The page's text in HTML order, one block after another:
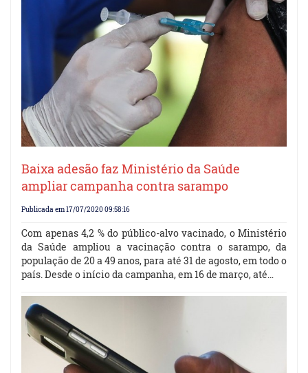
Baixa adesão faz Ministério da Saúde
ampliar campanha contra sarampo
Publicada em 17/07/2020 09:58:16
Com apenas 4,2 % do público-alvo vacinado, o Ministério
da Saúde ampliou a vacinação contra o sarampo, da
população de 20 a 49 anos, para até 31 de agosto, em todo o
país. Desde o início da campanha, em 16 de março, até…